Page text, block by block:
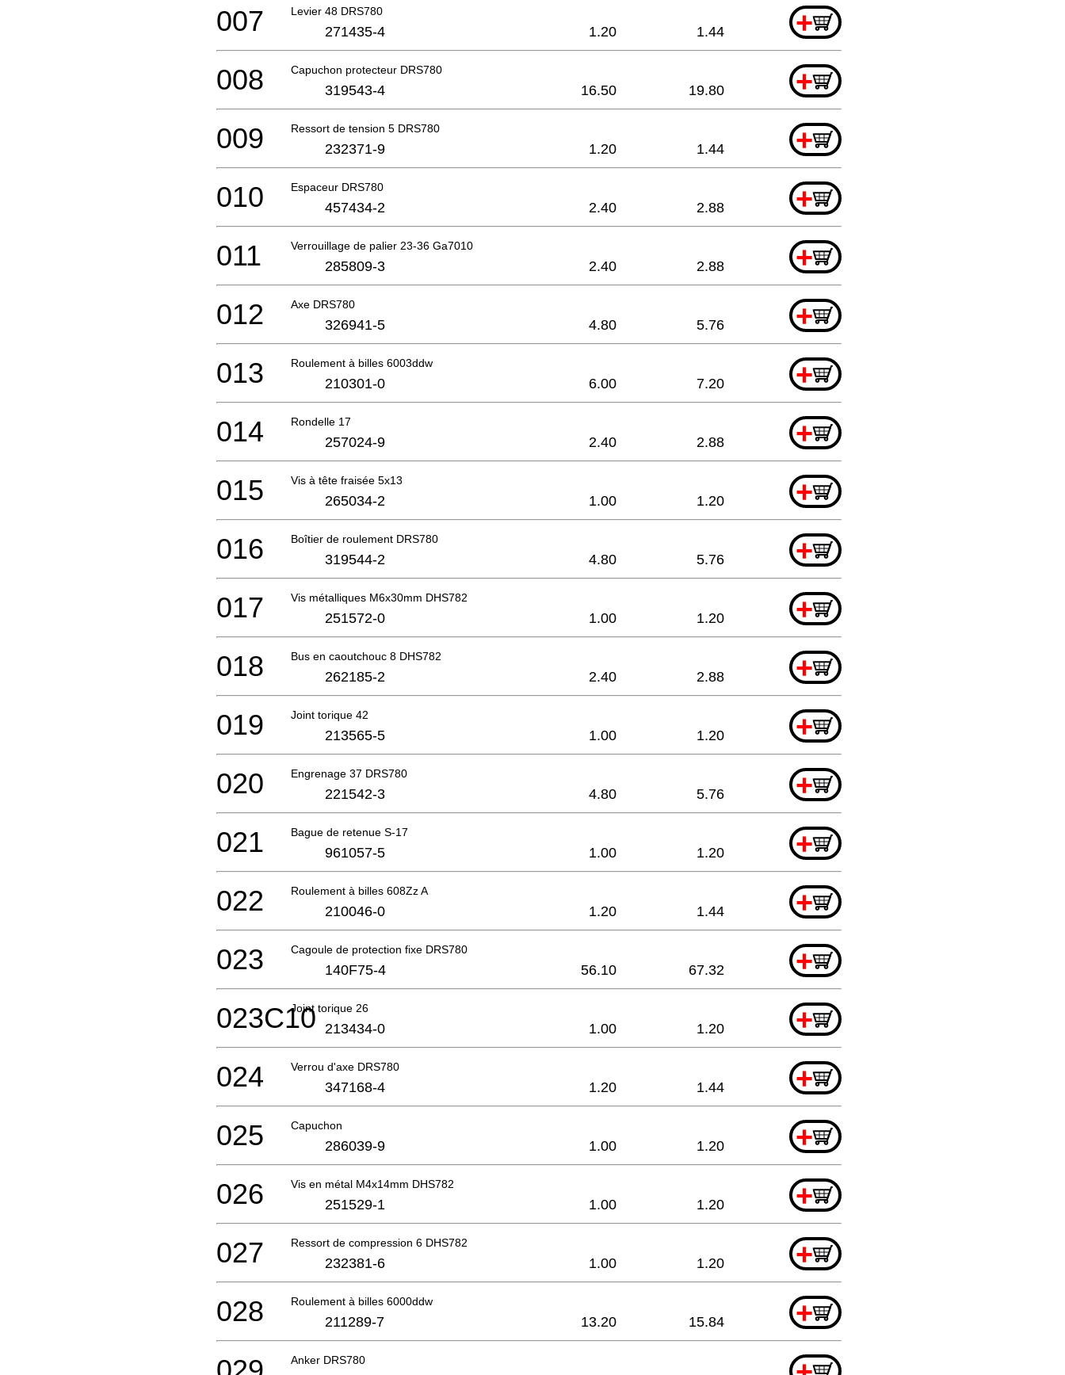
Levier 48 DRS780 +
007 271435-4 1.20 1.44
Capuchon protecteur DRS780 +
008 319543-4 16.50 19.80
Ressort de tension 5 DRS780 +
009 232371-9 1.20 1.44
Espaceur DRS780 +
010 457434-2 2.40 2.88
Verrouillage de palier 23-36 Ga7010 +
011 285809-3 2.40 2.88
Axe DRS780 +
012 326941-5 4.80 5.76
Roulement à billes 6003ddw +
013 210301-0 6.00 7.20
Rondelle 17 +
014 257024-9 2.40 2.88
Vis à tête fraisée 5x13 +
015 265034-2 1.00 1.20
Boîtier de roulement DRS780 +
016 319544-2 4.80 5.76
Vis métalliques M6x30mm DHS782 +
017 251572-0 1.00 1.20
Bus en caoutchouc 8 DHS782 +
018 262185-2 2.40 2.88
Joint torique 42 +
019 213565-5 1.00 1.20
Engrenage 37 DRS780 +
020 221542-3 4.80 5.76
Bague de retenue S-17 +
021 961057-5 1.00 1.20
Roulement à billes 608Zz A +
022 210046-0 1.20 1.44
Cagoule de protection fixe DRS780 +
023 140F75-4 56.10 67.32
Joint torique 26 +
023C10 213434-0 1.00 1.20
Verrou d'axe DRS780 +
024 347168-4 1.20 1.44
Capuchon +
025 286039-9 1.00 1.20
Vis en métal M4x14mm DHS782 +
026 251529-1 1.00 1.20
Ressort de compression 6 DHS782 +
027 232381-6 1.00 1.20
Roulement à billes 6000ddw +
028 211289-7 13.20 15.84
Anker DRS780